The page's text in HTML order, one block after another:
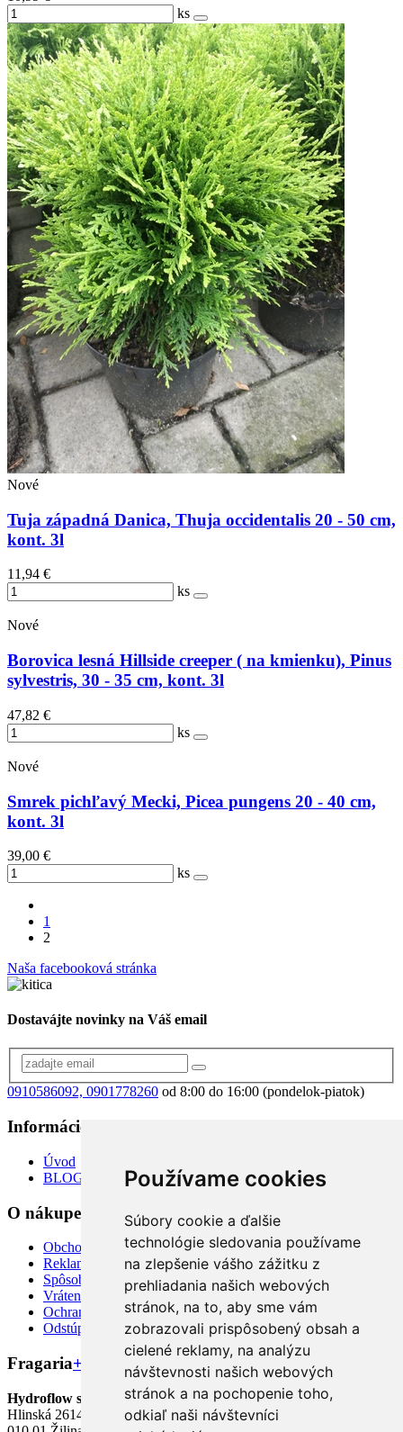
Používame cookies
Súbory cookie a ďalšie
technológie sledovania používame
na zlepšenie vášho zážitku z
prehliadania našich webových
stránok, na to, aby sme vám
zobrazovali prispôsobený obsah a
cielené reklamy, na analýzu
návštevnosti našich webových
stránok a na pochopenie toho,
odkiaľ naši návštevníci
ks
Nové
Tuja západná Danica, Thuja occidentalis 20 - 50 cm,
kont. 3l
11,94 €
ks
Nové
Borovica lesná Hillside creeper ( na kmienku), Pinus
sylvestris, 30 - 35 cm, kont. 3l
47,82 €
ks
Nové
Smrek pichľavý Mecki, Picea pungens 20 - 40 cm,
kont. 3l
39,00 €
ks
1
2
Naša facebooková stránka
Dostavájte novinky na Váš email
0910586092, 0901778260 od 8:00 do 16:00 (pondelok-piatok)
Informácie
Úvod
BLOG
O nákupe
Obchodné podmienky
Reklamácia
Spôsoby dopravy a platby
Vrátenie tovaru
Ochrana osobných údajov
Odstúpiť od zmluvy TU
Fragaria+
Hydroflow s.r.o.
Hlinská 2614/12,